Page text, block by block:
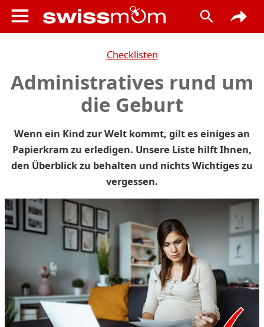
Checklisten
Administratives rund um
die Geburt
Wenn ein Kind zur Welt kommt, gilt es einiges an
Papierkram zu erledigen. Unsere Liste hilft Ihnen,
den Überblick zu behalten und nichts Wichtiges zu
vergessen.